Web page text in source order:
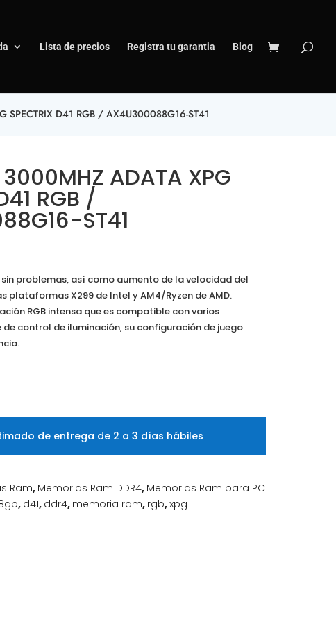
Lista de precios Registra tu garantia Blog
SPECTRIX D41 RGB / AX4U300088G16-ST41
ADATA XPG
RGB /
ST41
problemas, así como aumento de la velocidad del
plataformas X299 de Intel y AM4/Ryzen de AMD.
RGB intensa que es compatible con varios
control de iluminación, su configuración de juego
de entrega de 2 a 3 días hábiles
Ram, Memorias Ram DDR4, Memorias Ram para PC
, d41, ddr4, memoria ram, rgb,xpg